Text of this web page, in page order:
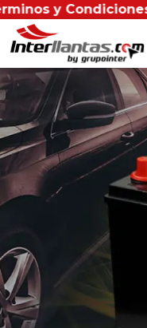
y Condiciones) -